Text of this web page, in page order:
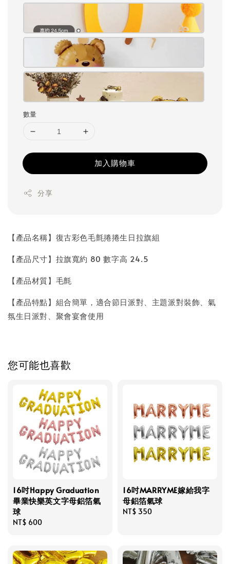
數量
加入購物車
分享
【產品名稱】復古彩色毛氈捲捲生日拉旗組
【產品尺寸】拉旗寬約 80 數字高 24.5
【產品材質】毛氈
【產品特點】組合簡單，適合節日派對、主題派對裝飾、氣
氛生日派對、聚會宴會使用
您可能也喜歡
16吋Happy Graduation
畢業快樂英文字母鋁箔氣
球
Regular
NT$ 600
16吋MARRYME嫁給我字
母鋁箔氣球
Regular
NT$ 350